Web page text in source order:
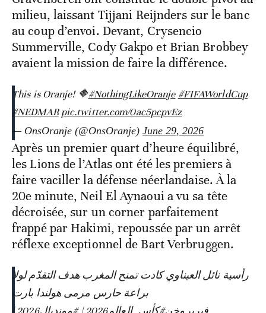
milieu, laissant Tijjani Reijnders sur le banc
au coup d’envoi. Devant, Crysencio
Summerville, Cody Gakpo et Brian Brobbey
avaient la mission de faire la différence.
This is Oranje! 🔶#NothingLikeOranje #FIFAWorldCup
#NEDMAR pic.twitter.com/0ac5pcpvEz
— OnsOranje (@OnsOranje) June 29, 2026
Après un premier quart d’heure équilibré,
les Lions de l’Atlas ont été les premiers à
faire vaciller la défense néerlandaise. À la
20e minute, Neil El Aynaoui a vu sa tête
décroisée, sur un corner parfaitement
frappé par Hakimi, repoussée par un arrêt
réflexe exceptionnel de Bart Verbruggen.
رأسية نائل العيناوي كادت تمنح المغرب هدف التقدّم لولا
براعة حارس مرمى هولندا بارت